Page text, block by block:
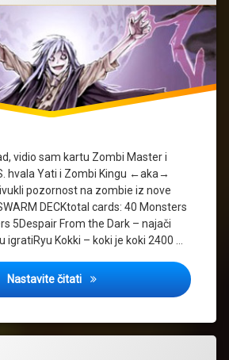
vidio sam kartu Zombi Master i
hvala Yati i Zombi Kingu ←aka→
pozornost na zombie iz nove
DECKtotal cards: 40 Monsters
5Despair From the Dark – najači
igratiRyu Kokki – koki je koki 2400 …
Nastavite čitati Zombi Swarm – jeftinija fun